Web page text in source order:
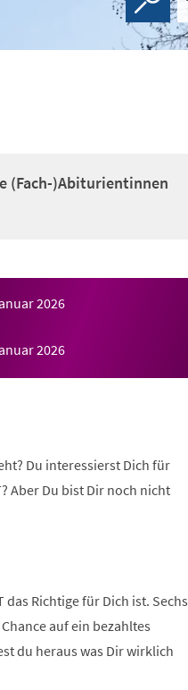
(Fach-)Abiturientinnen
2026
2026
Du interessierst Dich für
Aber Du bist Dir noch nicht
Richtige für Dich ist. Sechs
auf ein bezahltes
du heraus was Dir wirklich